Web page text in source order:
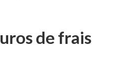
de frais